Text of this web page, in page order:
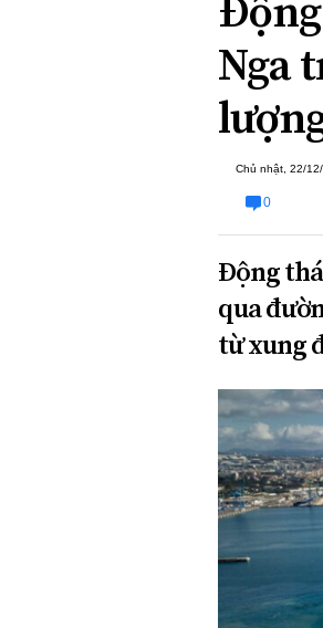
Chính sách
Đối thoại
Thế giới
ĐA CHIỀU
Quan điểm
Xi nhan Trái Phải
Bạn đọc viết
Nga
Chủ nhật, 22/
0
Động
qua
từ xung